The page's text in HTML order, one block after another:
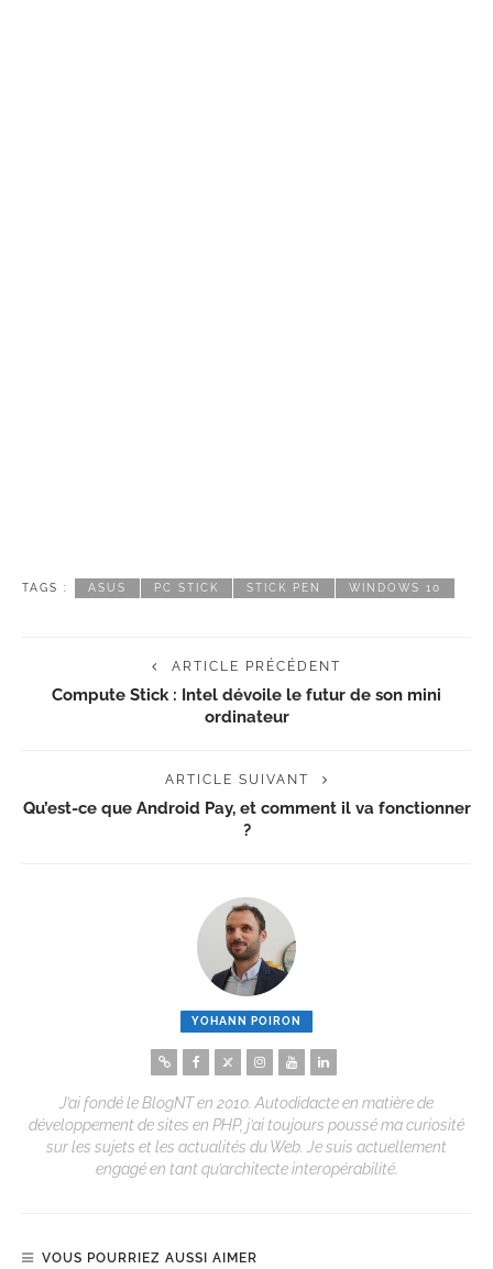
TAGS : ASUS PC STICK STICK PEN WINDOWS 10
ARTICLE PRÉCÉDENT
Compute Stick : Intel dévoile le futur de son mini
ordinateur
ARTICLE SUIVANT
Qu’est-ce que Android Pay, et comment il va fonctionner
?
YOHANN POIRON
J’ai fondé le BlogNT en 2010. Autodidacte en matière de
développement de sites en PHP, j’ai toujours poussé ma curiosité
sur les sujets et les actualités du Web. Je suis actuellement
engagé en tant qu’architecte interopérabilité.
VOUS POURRIEZ AUSSI AIMER